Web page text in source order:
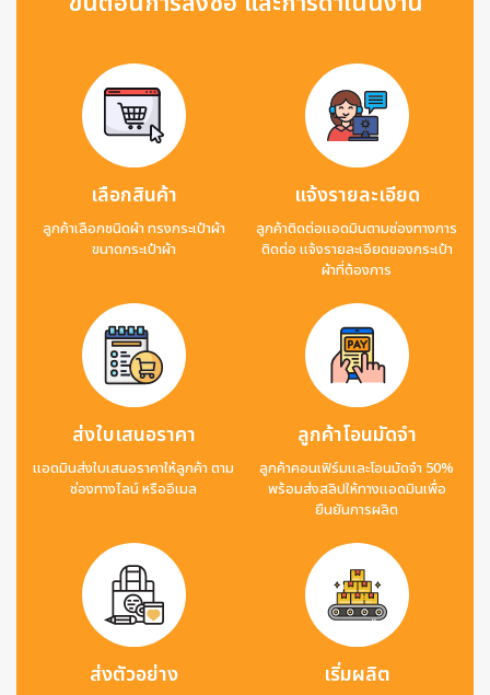
เลือกสินค้า
ลูกค้าเลือกชนิดผ้า ทรงกระเป๋าผ้า
ขนาดกระเป๋าผ้า
แจ้งรายละเอียด
ลูกค้าติดต่อแอดมินตามช่องทางการ
ติดต่อ แจ้งรายละเอียดของกระเป๋า
ผ้าที่ต้องการ
ส่งใบเสนอราคา
แอดมินส่งใบเสนอราคาให้ลูกค้า ตาม
ช่องทางไลน์ หรืออีเมล
ลูกค้าโอนมัดจำ
ลูกค้าคอนเฟิร์มและโอนมัดจำ 50%
พร้อมส่งสลิปให้ทางแอดมินเพื่อ
ยืนยันการผลิต
ส่งตัวอย่าง เริ่มผลิต